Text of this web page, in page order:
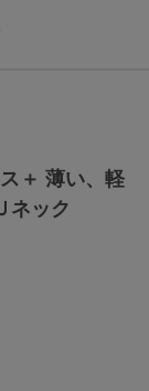
＋ 薄い、軽
ネック